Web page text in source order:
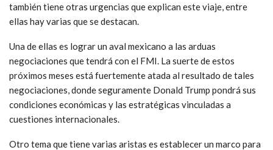
también tiene otras urgencias que explican este viaje, entre
ellas hay varias que se destacan.
Una de ellas es lograr un aval mexicano a las arduas
negociaciones que tendrá con el FMI. La suerte de estos
próximos meses está fuertemente atada al resultado de tales
negociaciones, donde seguramente Donald Trump pondrá sus
condiciones económicas y las estratégicas vinculadas a
cuestiones internacionales.
Otro tema que tiene varias aristas es establecer un marco para